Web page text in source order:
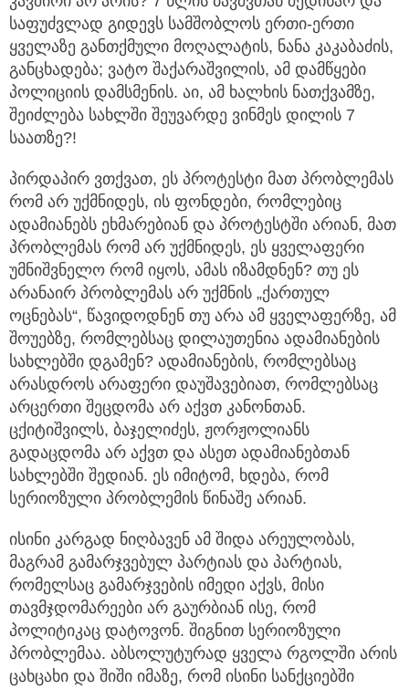
საფუძვლად გიდევს სამშობლოს ერთი-ერთი
ყველაზე განთქმული მოღალატის, ნანა კაკაბაძის,
განცხადება; ვატო შაქარაშვილის, ამ დამწყები
პოლიციის დამსმენის. აი, ამ ხალხის ნათქვამზე,
შეიძლება სახლში შეუვარდე ვინმეს დილის 7
საათზე?!
პირდაპირ ვთქვათ, ეს პროტესტი მათ პრობლემას
რომ არ უქმნიდეს, ის ფონდები, რომლებიც
ადამიანებს ეხმარებიან და პროტესტში არიან, მათ
პრობლემას რომ არ უქმნიდეს, ეს ყველაფერი
უმნიშვნელო რომ იყოს, ამას იზამდნენ? თუ ეს
არანაირ პრობლემას არ უქმნის „ქართულ
ოცნებას“, წავიდოდნენ თუ არა ამ ყველაფერზე, ამ
შოუებზე, რომლებსაც დილაუთენია ადამიანების
სახლებში დგამენ? ადამიანების, რომლებსაც
არასდროს არაფერი დაუშავებიათ, რომლებსაც
არცერთი შეცდომა არ აქვთ კანონთან.
ცქიტიშვილს, ბაჯელიძეს, ჟორჟოლიანს
გადაცდომა არ აქვთ და ასეთ ადამიანებთან
სახლებში შედიან. ეს იმიტომ, ხდება, რომ
სერიოზული პრობლემის წინაშე არიან.
ისინი კარგად ნიღბავენ ამ შიდა არეულობას,
მაგრამ გამარჯვებულ პარტიას და პარტიას,
რომელსაც გამარჯვების იმედი აქვს, მისი
თავმჯდომარეები არ გაურბიან ისე, რომ
პოლიტიკაც დატოვონ. შიგნით სერიოზული
პრობლემაა. აბსოლუტურად ყველა რგოლში არის
ცახცახი და შიში იმაზე, რომ ისინი სანქციებში